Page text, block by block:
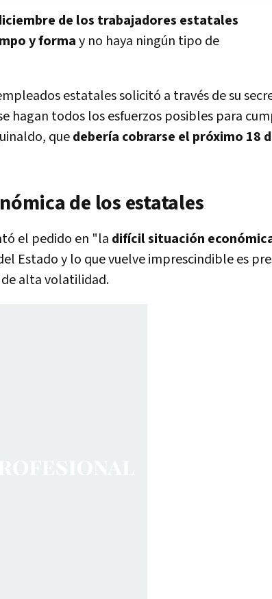
de los trabajadores estatales
y formay no haya ningún tipo de
estatales solicitó a través de su
hagan todos los esfuerzos posibles para
quedebería cobrarse el próximo 18
de los estatales
el pedido en "la difícil situación
Estado y lo que vuelve imprescindible es
de alta volatilidad.